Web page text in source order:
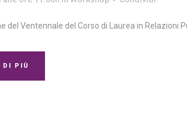
del Ventennale del Corso di Laurea in Relazioni
DI PIÙ